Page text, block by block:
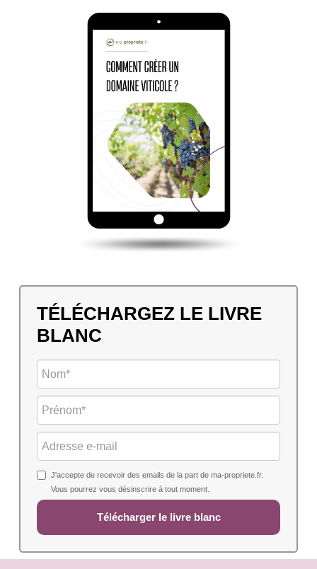
TÉLÉCHARGEZ LE LIVRE
BLANC
J'accepte de recevoir des emails de la part de ma-propriete.fr.
Vous pourrez vous désinscrire à tout moment.
Télécharger le livre blanc